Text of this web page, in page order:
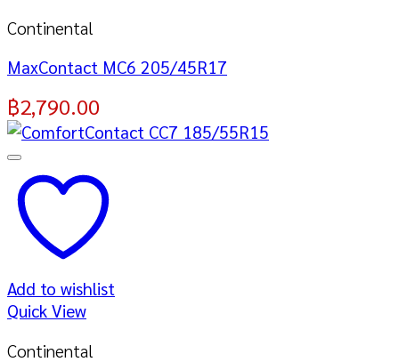
Continental
MaxContact MC6 205/45R17
฿2,790.00
Add to wishlist
Quick View
Continental